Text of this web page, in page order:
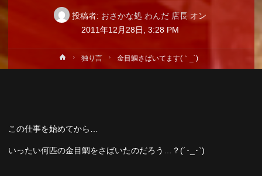
投稿者: おさかな処 わんだ 店長 オン
2011年12月28日, 3:28 PM
ホ
ー
独り言 金目鯛さばいてます(｀_´)ゞ
この仕事を始めてから…
いったい何匹の金目鯛をさばいたのだろう…？(´･_･`)